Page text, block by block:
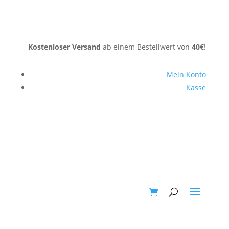
Kostenloser Versand ab einem Bestellwert von40€!
Mein Konto
Kasse